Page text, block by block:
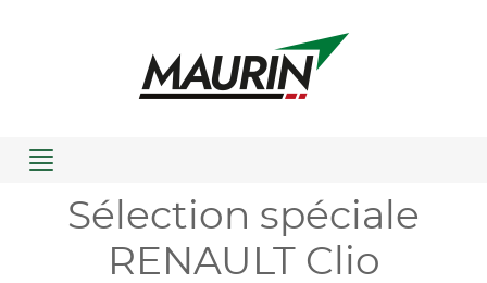
Menu
Sélection spéciale
RENAULT Clio